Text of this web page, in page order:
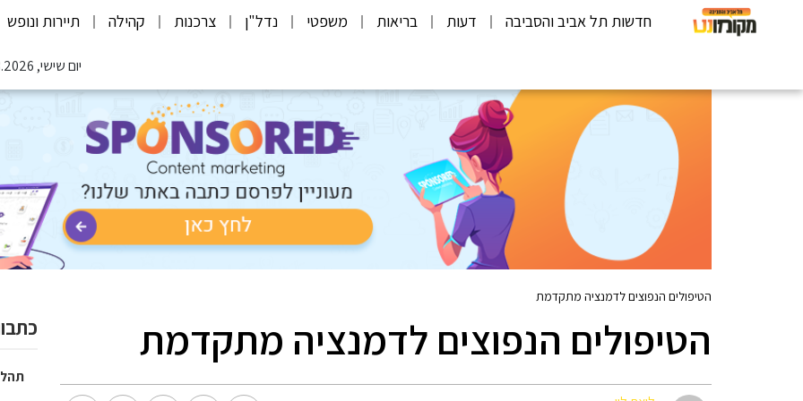
חדשות תל אביב והסביבה דעות בריאות משפטי נדל"ן צרכנות קהילה תיירות ונופש
יום שישי, 07.08.2026
הטיפולים הנפוצים לדמנציה מתקדמת
הטיפולים הנפוצים לדמנציה מתקדמת